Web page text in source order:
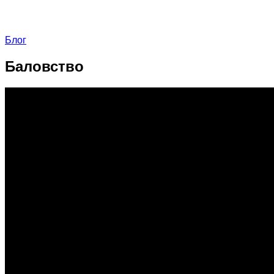
Блог
Баловство